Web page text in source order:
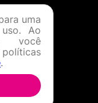
uma
Ao
você
.